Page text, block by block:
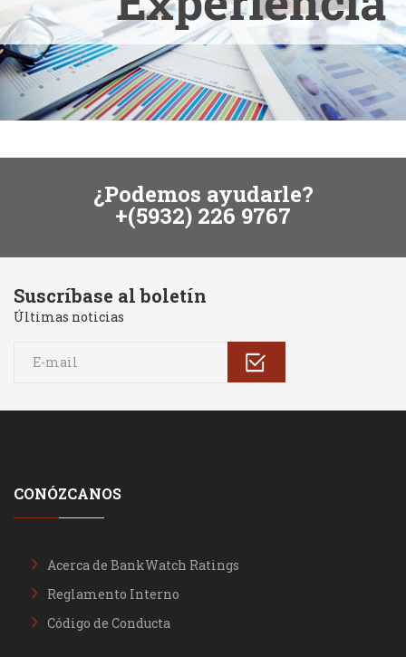
¿Podemos ayudarle?
+(5932) 226 9767
Suscríbase al boletín
Últimas noticias
CONÓZCANOS
Acerca de BankWatch Ratings
Reglamento Interno
Código de Conducta